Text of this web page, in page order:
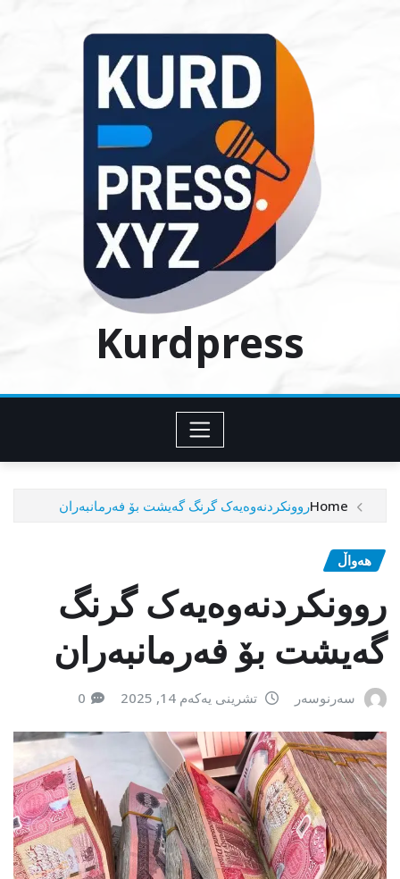
Kurdpress
Homeروونکردنەوەیەک گرنگ گەیشت بۆ فەرمانبەران
هەواڵ
روونکردنەوەیەک گرنگ
گەیشت بۆ فەرمانبەران
سەرنوسەر تشرینی یەکەم 14, 2025 0